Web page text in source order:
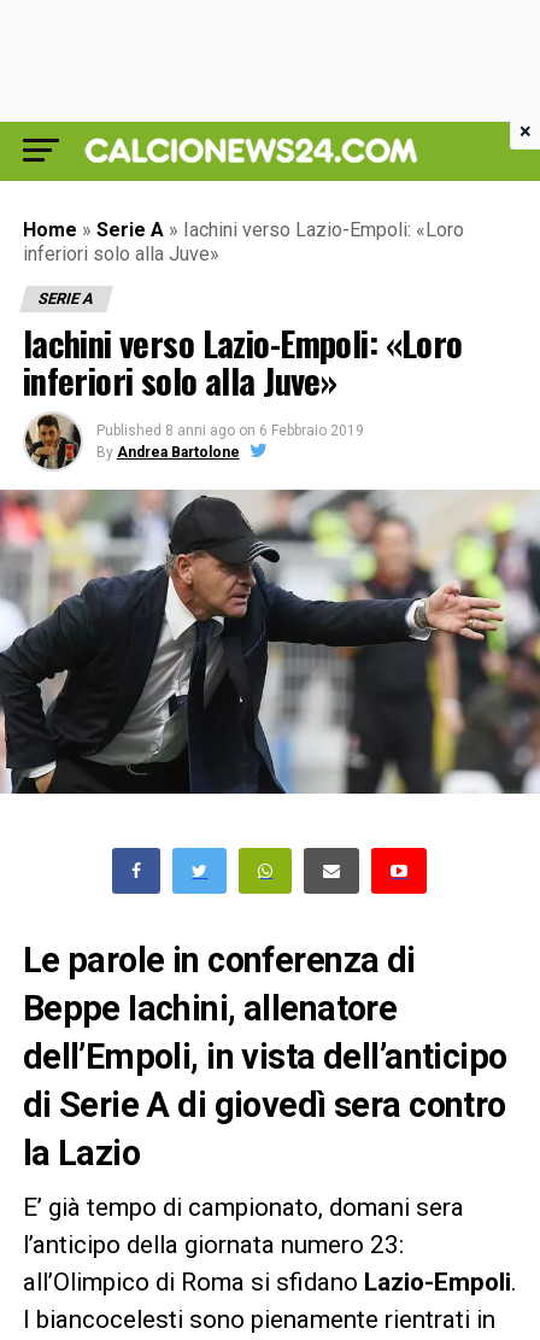
Home » Serie A » Iachini verso Lazio-Empoli: «Loro
inferiori solo alla Juve»
SERIE A
Iachini verso Lazio-Empoli: «Loro
inferiori solo alla Juve»
Published 8 anni ago on 6 Febbraio 2019
By Andrea Bartolone
Le parole in conferenza di
Beppe Iachini, allenatore
dell’Empoli, in vista dell’anticipo
di Serie A di giovedì sera contro
la Lazio
E’ già tempo di campionato, domani sera
l’anticipo della giornata numero 23:
all’Olimpico di Roma si sfidano Lazio-Empoli.
I biancocelesti sono pienamente rientrati in
×